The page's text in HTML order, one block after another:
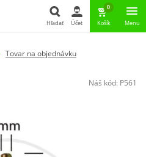
Hľadať Účet
0
Košík Menu
Tovar na objednávku
Náš kód: P561